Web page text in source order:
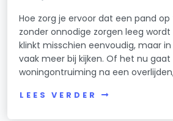
Hoe zorg je ervoor dat een pand op
zonder onnodige zorgen leeg
klinkt misschien eenvoudig, maar
vaak meer bij kijken. Of het nu
woningontruiming na een
LEES VERDER